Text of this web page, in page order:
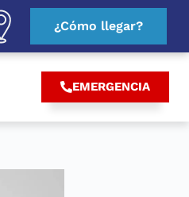
¿Cómo llegar?
EMERGENCIA